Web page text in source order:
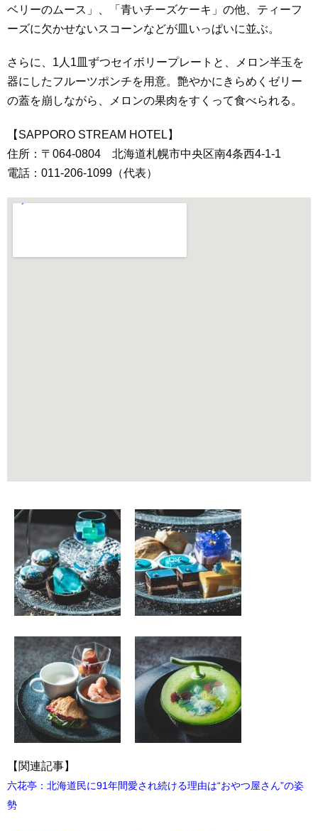
ベリーのムース」、「青いチーズケーキ」の他、ティーフ
ーズに欠かせないスコーンなどが皿いっぱいに並ぶ。
さらに、1人1皿ずつセイボリープレートと、メロン半玉を
器にしたフルーツポンチを用意。艶やかにきらめくゼリー
の蓋を崩しながら、メロンの果肉をすくって食べられる。
【SAPPORO STREAM HOTEL】
住所：〒064-0804 北海道札幌市中央区南4条西4-1-1
電話：011-206-1099（代表）
【関連記事】
六花亭：北海道民に91年間愛され続ける理由は“おやつ屋さん”の姿
勢